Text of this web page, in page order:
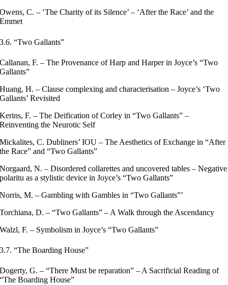
Owens, C. – ‘The Charity of its Silence’ – ‘After the Race’ and the
Emmet
3.6. “Two Gallants”
Callanan, F. – The Provenance of Harp and Harper in Joyce’s “Two
Gallants”
Huang, H. – Clause complexing and characterisation – Joyce’s ‘Two
Gallants’ Revisited
Kerins, F. – The Deification of Corley in “Two Gallants” –
Reinventing the Neurotic Self
Mickalites, C. Dubliners’ IOU – The Aesthetics of Exchange in “After
the Race” and “Two Gallants”
Norgaard, N. – Disordered collarettes and uncovered tables – Negative
polaritu as a stylistic device in Joyce’s “Two Gallants”
Norris, M. – Gambling with Gambles in “Two Gallants”’
Torchiana, D. – “Two Gallants” – A Walk through the Ascendancy
Walzl, F. – Symbolism in Joyce’s “Two Gallants”
3.7. “The Boarding House”
Dogerty, G. – “There Must be reparation” – A Sacrificial Reading of
“The Boarding House”